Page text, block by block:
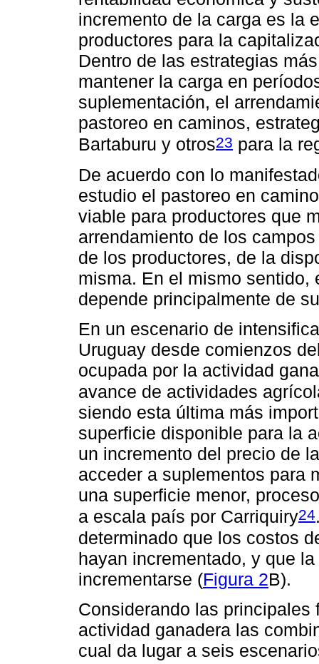
incremento de la carga es la
productores para la
Dentro de las estrategias
mantener la carga en
suplementación, el
pastoreo en caminos,
Bartaburu y otros23 para la
De acuerdo con lo
estudio el pastoreo en
viable para productores que
arrendamiento de los
de los productores, de la
misma. En el mismo
depende principalmente de
En un escenario de
Uruguay desde comienzos
ocupada por la actividad
avance de actividades
siendo esta última más
superficie disponible para la
un incremento del precio de
acceder a suplementos para
una superficie menor,
a escala país por Carriquiry24
determinado que los costos
hayan incrementado, y que
incrementarse (Figura 2B).
Considerando las
actividad ganadera las
cual da lugar a seis